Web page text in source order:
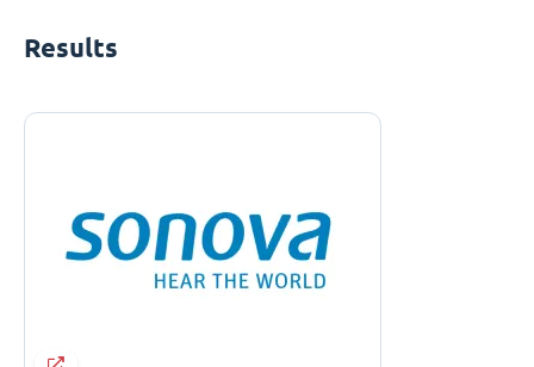
Results